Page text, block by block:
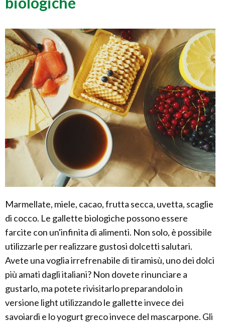
Marmellate, miele, cacao, frutta secca, uvetta, scaglie
di cocco. Le gallette biologiche possono essere
farcite con un'infinita di alimenti. Non solo, è possibile
utilizzarle per realizzare gustosi dolcetti salutari.
Avete una voglia irrefrenabile di tiramisù, uno dei dolci
più amati dagli italiani? Non dovete rinunciare a
gustarlo, ma potete rivisitarlo preparandolo in
versione light utilizzando le gallette invece dei
savoiardi e lo yogurt greco invece del mascarpone. Gli